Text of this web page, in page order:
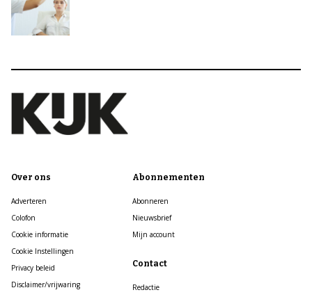
Over ons
Adverteren
Colofon
Cookie informatie
Cookie Instellingen
Privacy beleid
Disclaimer/vrijwaring
Abonnementen
Abonneren
Nieuwsbrief
Mijn account
Contact
Redactie